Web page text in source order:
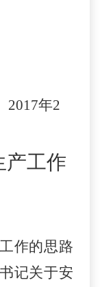
2017年2
产工作
作的思路
记关于安